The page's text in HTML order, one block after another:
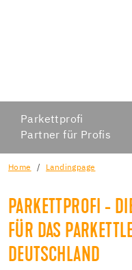
Parkettprofi
Partner für Profis
Home Landingpage
PARKETTPROFI -
FÜR DAS
DEUTSCHLAND